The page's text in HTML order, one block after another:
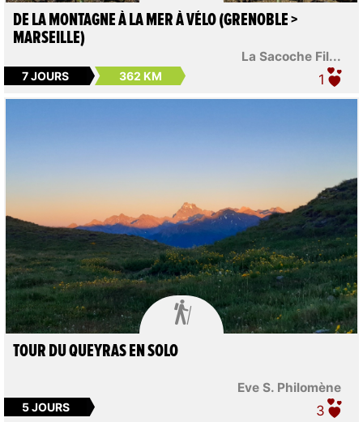
La Sacoche Fil...
DE LA MONTAGNE À LA MER À VÉLO (GRENOBLE >
MARSEILLE)
7 JOURS 362 KM 1

Eve S. Philomène
TOUR DU QUEYRAS EN SOLO
5 JOURS 3